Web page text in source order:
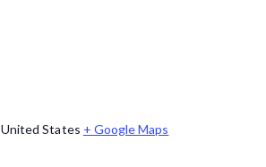
United States + Google Maps